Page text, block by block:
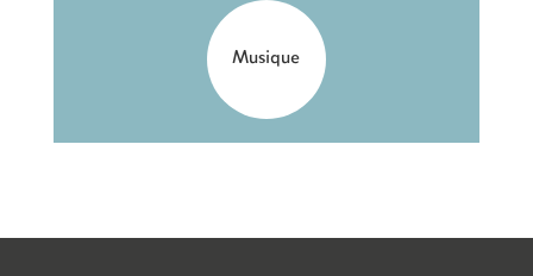
Musique